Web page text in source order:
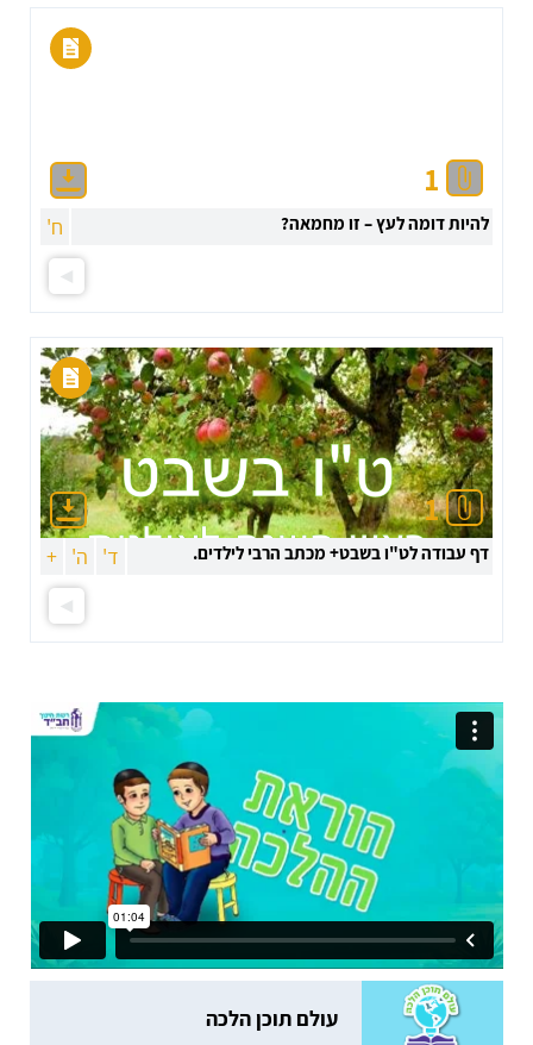
1
להיות דומה לעץ – זו מחמאה? ח'
1
דף עבודה לט"ו בשבט+ מכתב הרבי לילדים. ד' ה' +
עולם תוכן הלכה